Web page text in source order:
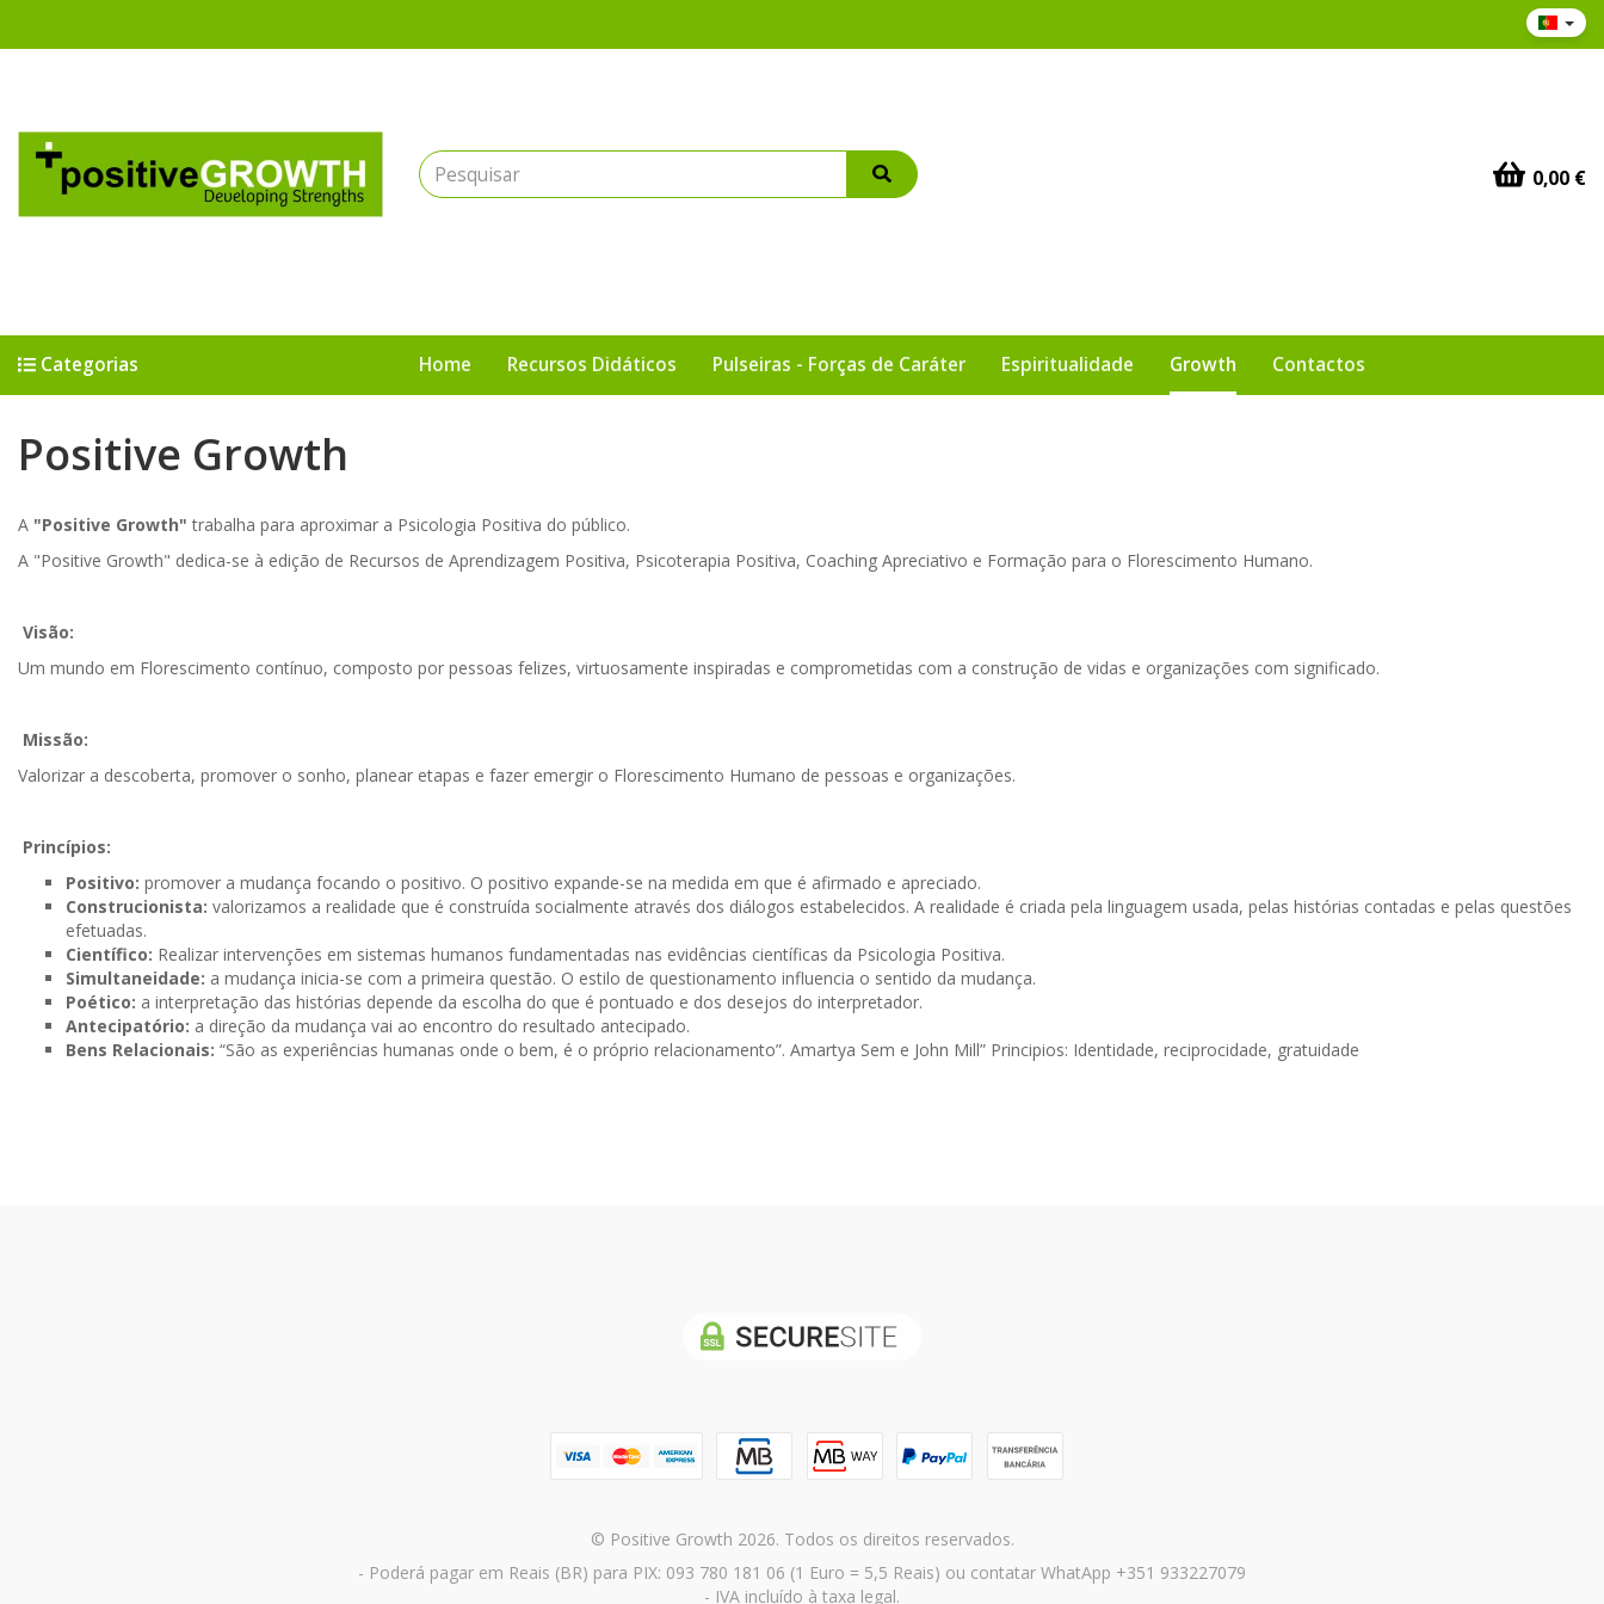
0,00 €
Home Recursos Didáticos Pulseiras - Forças de Caráter Espiritualidade Growth Contactos
Categorias
Positive Growth
Positive
Growth
A "Positive Growth" trabalha para aproximar a Psicologia Positiva do público.
A "Positive Growth" dedica-se à edição de Recursos de Aprendizagem Positiva, Psicoterapia Positiva, Coaching Apreciativo e Formação para o Florescimento Humano.
Visão:
Um mundo em Florescimento contínuo, composto por pessoas felizes, virtuosamente inspiradas e comprometidas com a construção de vidas e organizações com significado.
Missão:
Valorizar a descoberta, promover o sonho, planear etapas e fazer emergir o Florescimento Humano de pessoas e organizações.
Princípios:
Positivo: promover a mudança focando o positivo. O positivo expande-se na medida em que é afirmado e apreciado.
Construcionista: valorizamos a realidade que é construída socialmente através dos diálogos estabelecidos. A realidade é criada pela linguagem usada, pelas histórias contadas e pelas questões
efetuadas.
Científico: Realizar intervenções em sistemas humanos fundamentadas nas evidências científicas da Psicologia Positiva.
Simultaneidade: a mudança inicia-se com a primeira questão. O estilo de questionamento influencia o sentido da mudança.
Poético: a interpretação das histórias depende da escolha do que é pontuado e dos desejos do interpretador.
Antecipatório: a direção da mudança vai ao encontro do resultado antecipado.
Bens Relacionais: “São as experiências humanas onde o bem, é o próprio relacionamento”. Amartya Sem e John Mill” Principios: Identidade, reciprocidade, gratuidade
© Positive Growth 2026. Todos os direitos reservados.
- Poderá pagar em Reais (BR) para PIX: 093 780 181 06 (1 Euro = 5,5 Reais) ou contatar WhatApp +351 933227079
- IVA incluído à taxa legal.